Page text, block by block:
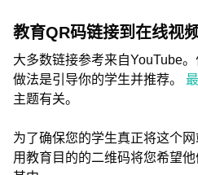
教育QR码链接到在线视
大多数链接参考来自YouTube
做法是引导你的学生并推荐。
主题有关。
为了确保您的学生真正将这个
用教育目的的二维码将您希望